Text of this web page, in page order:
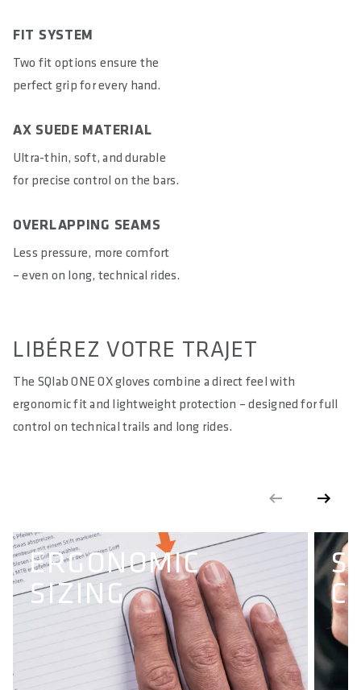
iron, do not dry clean, do not use fabric softener, wash
with similar colors, wash inside out
GENDER
FIT SYSTEM
Two fit options ensure the
perfect grip for every hand.
AX SUEDE MATERIAL
Ultra-thin, soft, and durable
for precise control on the bars.
OVERLAPPING SEAMS
Less pressure, more comfort
– even on long, technical rides.
LIBÉREZ VOTRE TRAJET
The SQlab ONE OX gloves combine a direct feel with
ergonomic fit and lightweight protection – designed for full
control on technical trails and long rides.
ERGONOMIC
SIZING